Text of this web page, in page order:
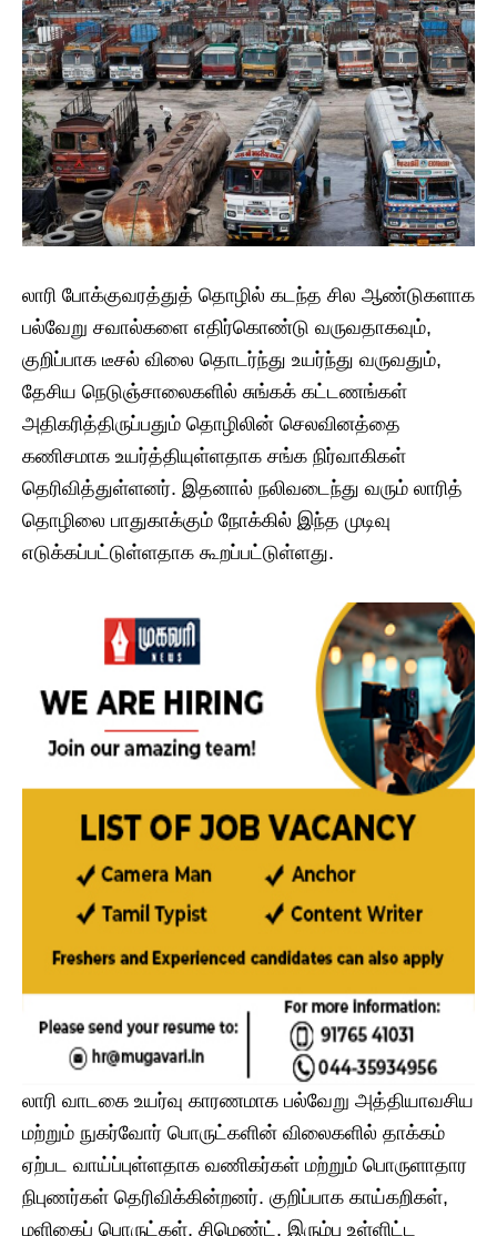
லாரி போக்குவரத்துத் தொழில் கடந்த சில ஆண்டுகளாக
பல்வேறு சவால்களை எதிர்கொண்டு வருவதாகவும்,
குறிப்பாக டீசல் விலை தொடர்ந்து உயர்ந்து வருவதும்,
தேசிய நெடுஞ்சாலைகளில் சுங்கக் கட்டணங்கள்
அதிகரித்திருப்பதும் தொழிலின் செலவினத்தை
கணிசமாக உயர்த்தியுள்ளதாக சங்க நிர்வாகிகள்
தெரிவித்துள்ளனர். இதனால் நலிவடைந்து வரும் லாரித்
தொழிலை பாதுகாக்கும் நோக்கில் இந்த முடிவு
எடுக்கப்பட்டுள்ளதாக கூறப்பட்டுள்ளது.
லாரி வாடகை உயர்வு காரணமாக பல்வேறு அத்தியாவசிய
மற்றும் நுகர்வோர் பொருட்களின் விலைகளில் தாக்கம்
ஏற்பட வாய்ப்புள்ளதாக வணிகர்கள் மற்றும் பொருளாதார
நிபுணர்கள் தெரிவிக்கின்றனர். குறிப்பாக காய்கறிகள்,
மளிகைப் பொருட்கள், சிமெண்ட், இரும்பு உள்ளிட்ட